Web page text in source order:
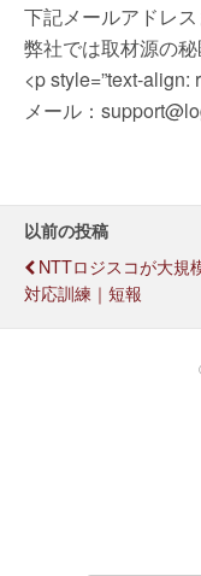
下記メールアドレ
弊社では取材源の秘
<p style=”text-align:
メール：
以前の投稿
NTTロジスコが大規
対応訓練｜短報